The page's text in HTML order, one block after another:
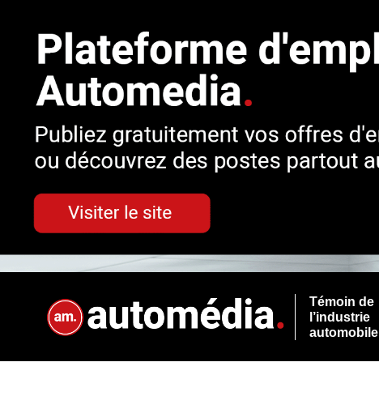
Témoin de
l’industrie
automobile